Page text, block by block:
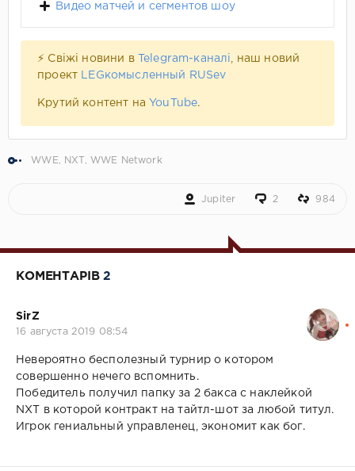
Видео матчей и сегментов шоу
⚡ Свіжі новини в Telegram-каналі
, наш новий
проект
LEGкомысленный RUSev
Крутий контент на YouTube.
WWE, NXT , WWE Network
Jupiter 2 984
КОМЕНТАРІВ2
SirZ
16 августа 2019 08:54
Невероятно бесполезный турнир о котором
совершенно нечего вспомнить.
Победитель получил папку за 2 бакса с наклейкой
NXT в которой контракт на тайтл-шот за любой титул.
Игрок гениальный управленец, экономит как бог.